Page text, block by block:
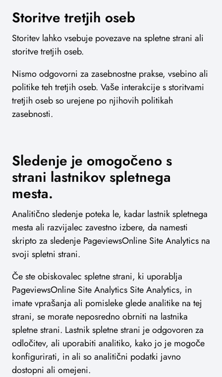
Storitve tretjih oseb
Storitev lahko vsebuje povezave na spletne strani ali
storitve tretjih oseb.
Nismo odgovorni za zasebnostne prakse, vsebino ali
politike teh tretjih oseb. Vaše interakcije s storitvami
tretjih oseb so urejene po njihovih politikah
zasebnosti.
Sledenje je omogočeno s
strani lastnikov spletnega
mesta.
Analitično sledenje poteka le, kadar lastnik spletnega
mesta ali razvijalec zavestno izbere, da namesti
skripto za sledenje PageviewsOnline Site Analytics na
svoji spletni strani.
Če ste obiskovalec spletne strani, ki uporablja
PageviewsOnline Site Analytics Site Analytics, in
imate vprašanja ali pomisleke glede analitike na tej
strani, se morate neposredno obrniti na lastnika
spletne strani. Lastnik spletne strani je odgovoren za
odločitev, ali uporabiti analitiko, kako jo je mogoče
konfigurirati, in ali so analitični podatki javno
dostopni ali omejeni.